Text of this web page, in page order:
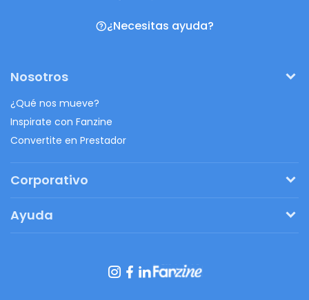
¿Necesitas ayuda?
Nosotros
¿Qué nos mueve?
Inspirate con Fanzine
Convertite en Prestador
Corporativo
Regalos originales
Ayuda
Botón de arrepentimiento